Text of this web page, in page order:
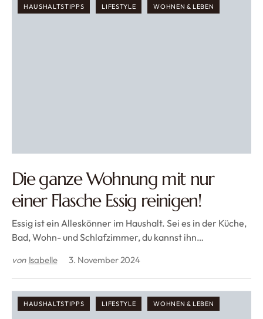
HAUSHALTSTIPPS LIFESTYLE WOHNEN & LEBEN
Die ganze Wohnung mit nur
einer Flasche Essig reinigen!
Essig ist ein Alleskönner im Haushalt. Sei es in der Küche,
Bad, Wohn- und Schlafzimmer, du kannst ihn…
von Isabelle 3. November 2024
HAUSHALTSTIPPS LIFESTYLE WOHNEN & LEBEN